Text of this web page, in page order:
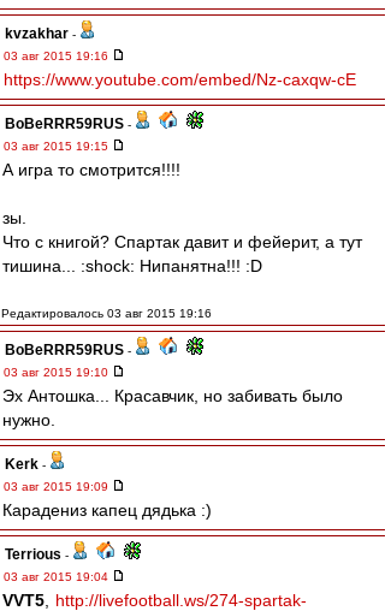
kvzakhar -
03 авг 2015 19:16
https://www.youtube.com/embed/Nz-caxqw-cE
BoBeRRR59RUS -
03 авг 2015 19:15
А игра то смотрится!!!!
зы.
Что с книгой? Спартак давит и фейерит, а тут
тишина... :shock: Нипанятна!!! :D
Редактировалось 03 авг 2015 19:16
BoBeRRR59RUS -
03 авг 2015 19:10
Эх Антошка... Красавчик, но забивать было
нужно.
Kerk -
03 авг 2015 19:09
Карадениз капец дядька :)
Terrious -
03 авг 2015 19:04
VVT5
http://livefootball.ws/274-spartak-